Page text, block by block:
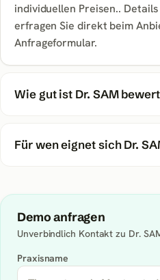
individuellen Preisen..
erfragen Sie direkt beim
Anfrageformular.
Wie gut ist Dr. SAM
Für wen eignet sich Dr.
Demo anfragen
Unverbindlich Kontakt zu Dr.
Praxisname